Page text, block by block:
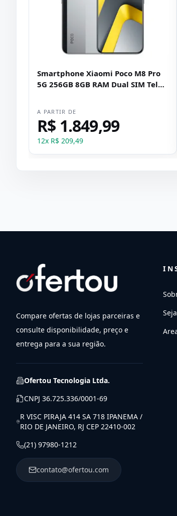
Smartphone Xiaomi Poco M8 Pro
5G 256GB 8GB RAM Dual SIM Tela
A PARTIR DE
R$ 1.849,99
12x R$ 209,49
Compare ofertas de lojas parceiras e
consulte disponibilidade, preço e
entrega para a sua região.
Ofertou Tecnologia Ltda.
CNPJ 36.725.336/0001-69
R VISC PIRAJA 414 SA 718 IPANEMA /
RIO DE JANEIRO, RJ CEP 22410-002
(21) 97980-1212
contato@ofertou.com